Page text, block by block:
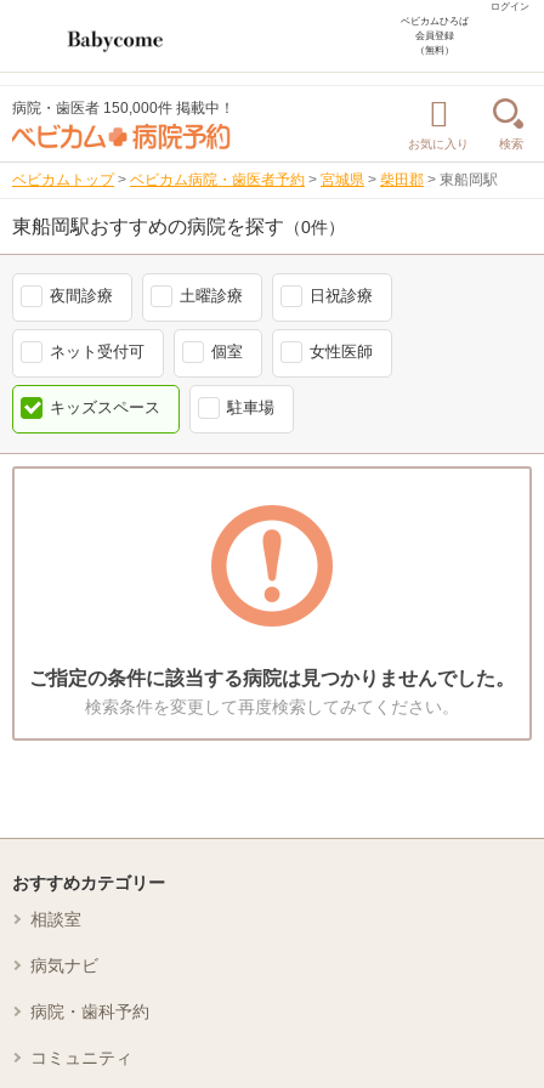
ログイン
ベビカムひろば
会員登録
（無料）
病院・歯医者 150,000件 掲載中！
お気に入り 検索
ベビカムトップ > ベビカム病院・歯医者予約 > 宮城県 > 柴田郡 > 東船岡駅
東船岡駅おすすめの病院を探す （0件）
夜間診療 土曜診療 日祝診療
ネット受付可 個室 女性医師
キッズスペース 駐車場
ご指定の条件に該当する病院は見つかりませんでした。
検索条件を変更して再度検索してみてください。
おすすめカテゴリー
相談室
病気ナビ
病院・歯科予約
コミュニティ